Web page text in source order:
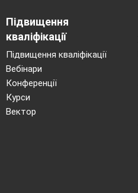
Підвищення
кваліфікації
Підвищення кваліфікації
Вебінари
Конференції
Курси
Вектор